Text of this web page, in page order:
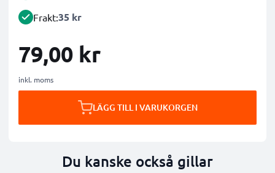
Frakt:35 kr
79,00 kr
inkl. moms
LÄGG TILL I VARUKORGEN
Du kanske också gillar